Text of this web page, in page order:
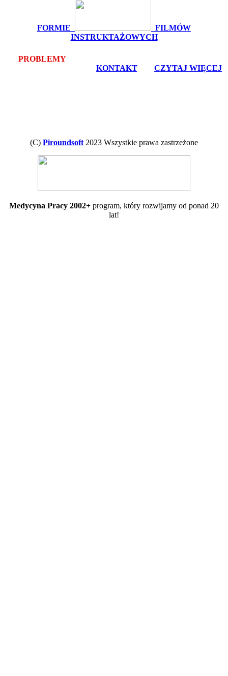
FORMIE
FILMÓW
INSTRUKTAŻOWYCH
PROBLEMYZ POBRANIEM LUB INSTALACJĄ? -
KONTAKT, lub CZYTAJ WIĘCEJ
(C) Piroundsoft 2023 Wszystkie prawa zastrzeżone
Medycyna Pracy 2002+ program, który rozwijamy od ponad 20
lat!